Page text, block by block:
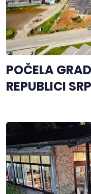
POČELA
REPUBLICI